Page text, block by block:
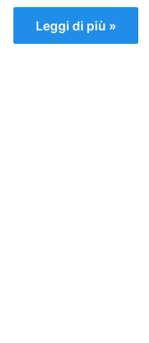
Leggi di più »